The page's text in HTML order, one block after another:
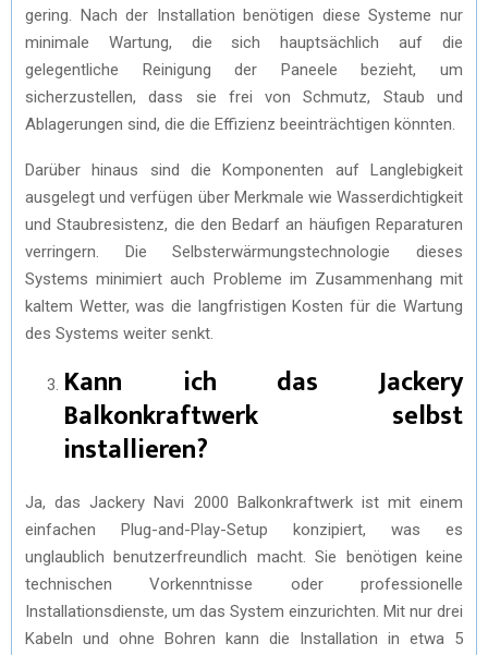
gering. Nach der Installation benötigen diese Systeme nur
minimale Wartung, die sich hauptsächlich auf die
gelegentliche Reinigung der Paneele bezieht, um
sicherzustellen, dass sie frei von Schmutz, Staub und
Ablagerungen sind, die die Effizienz beeinträchtigen könnten.
Darüber hinaus sind die Komponenten auf Langlebigkeit
ausgelegt und verfügen über Merkmale wie Wasserdichtigkeit
und Staubresistenz, die den Bedarf an häufigen Reparaturen
verringern. Die Selbsterwärmungstechnologie dieses
Systems minimiert auch Probleme im Zusammenhang mit
kaltem Wetter, was die langfristigen Kosten für die Wartung
des Systems weiter senkt.
Kann ich das Jackery
Balkonkraftwerk selbst
installieren?
Ja, das Jackery Navi 2000 Balkonkraftwerk ist mit einem
einfachen Plug-and-Play-Setup konzipiert, was es
unglaublich benutzerfreundlich macht. Sie benötigen keine
technischen Vorkenntnisse oder professionelle
Installationsdienste, um das System einzurichten. Mit nur drei
Kabeln und ohne Bohren kann die Installation in etwa 5